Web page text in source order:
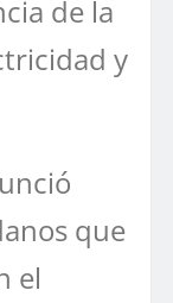
de la
y
que
el